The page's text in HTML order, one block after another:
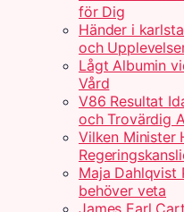
för Dig
Händer i
och
Lågt Albumin
Vård
V86 Resultat
och Trovärdig
Vilken Minister
Maja Dahlqvist
behöver veta
James Earl